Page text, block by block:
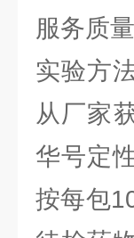
服务质
实验方
从厂家
华号定
按每包